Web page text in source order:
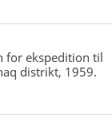
for ekspedition til
distrikt, 1959.